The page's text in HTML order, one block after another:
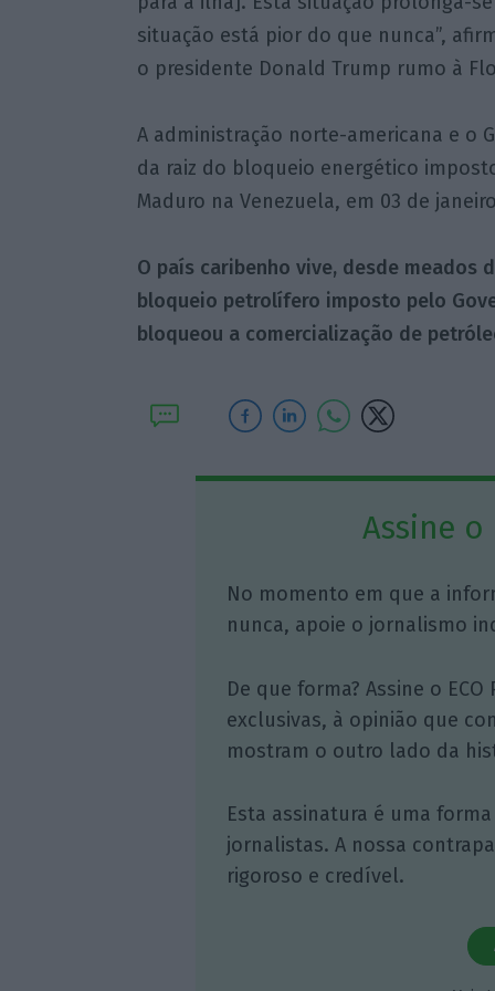
situação está pior do que nunca”,
o presidente Donald Trump rumo à
A administração norte-americana e o
da raiz do bloqueio energético
Maduro na Venezuela, em 03 de
O país caribenho vive, desde meados
bloqueio petrolífero imposto pelo
bloqueou a comercialização de
Assine o
No momento em que a
nunca, apoie o jornalismo
De que forma? Assine o
exclusivas, à opinião que
mostram o outro lado da
Esta assinatura é uma
jornalistas. A nossa
rigoroso e credível.